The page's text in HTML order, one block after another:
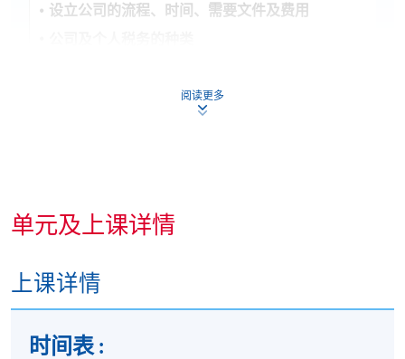
设立公司的流程、时间、需要文件及费用
商标注册和香港市场的不同方面和注意事项
如何制定出有效的商业模式
专项基金」（BUD专项基金） 及「中小企业市场推广基
基金)
阅读更多
单元及上课详情
上课详情
时间表 :